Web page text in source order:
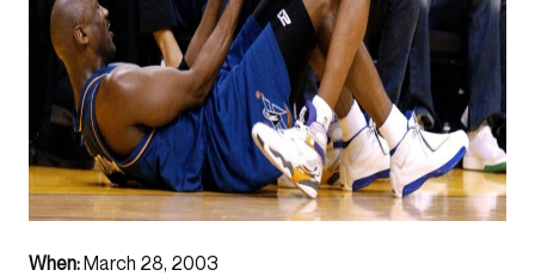
When:March 28, 2003